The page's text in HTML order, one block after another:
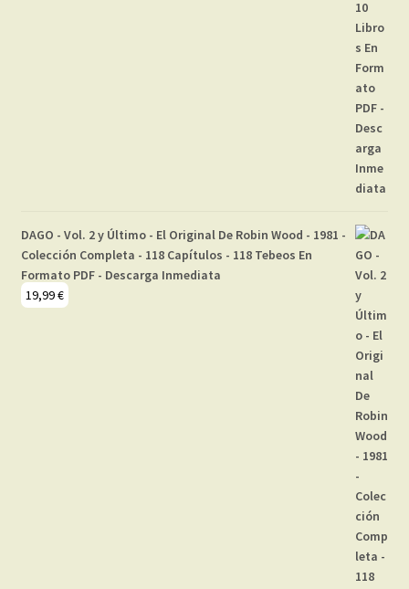
DAGO - Vol. 2 y Último - El Original De Robin Wood - 1981 -
Colección Completa - 118 Capítulos - 118 Tebeos En
Formato PDF - Descarga Inmediata
19,99€